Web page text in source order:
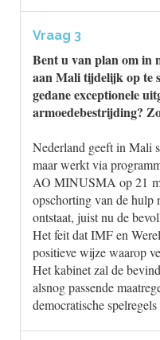
Vraag 3
Bent u van plan om in
aan Mali tijdelijk op te
gedane exceptionele
armoedebestrijding?
Nederland geeft in Mali
maar werkt via
AO MINUSMA op 21
opschorting van de hulp
ontstaat, juist nu de
Het feit dat IMF en
positieve wijze waarop
Het kabinet zal de
alsnog passende
democratische